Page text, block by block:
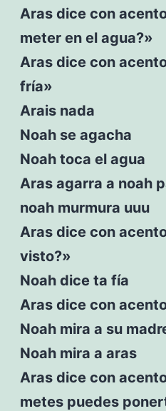
Aras dice con
meter en el agua?»
Aras dice con
fría»
Arais nada
Noah se agacha
Noah toca el agua
Aras agarra a noah
noah murmura uuu
Aras dice con
visto?»
Noah dice ta fía
Aras dice con
Noah mira a su
Noah mira a aras
Aras dice con
metes puedes